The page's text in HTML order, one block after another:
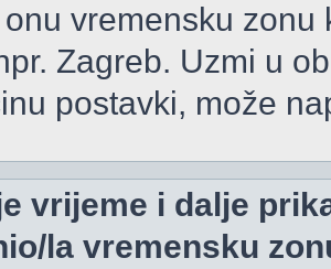
vremensku
Zagreb. Uzmi u
postavki, može
vrijeme i dalje
la vremensku